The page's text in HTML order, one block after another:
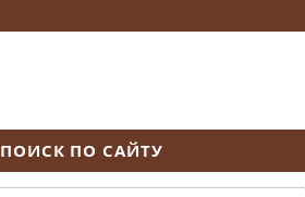
ПОИСК ПО САЙТУ